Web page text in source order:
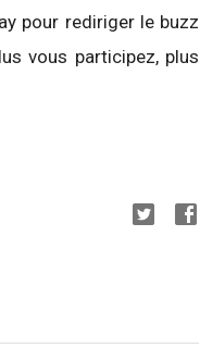
pour rediriger le buzz
vous participez, plus